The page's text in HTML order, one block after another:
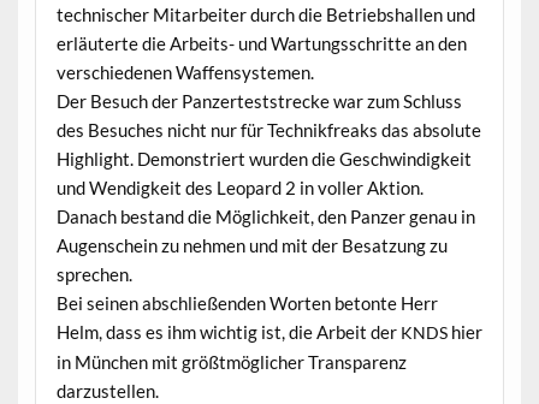
tech­nis­ch­er Mitar­beit­er durch die Betrieb­shallen und
erläuterte die Arbeits- und Wartungss­chritte an den
ver­schiede­nen Waffensystemen.
Der Besuch der Panz­ertest­strecke war zum Schluss
des Besuch­es nicht nur für Tech­nikf­reaks das absolute
High­light. Demon­stri­ert wur­den die Geschwindigkeit
und Wendigkeit des Leop­ard 2 in voller Aktion.
Danach bestand die Möglichkeit, den Panz­er genau in
Augen­schein zu nehmen und mit der Besatzung zu
sprechen.
Bei seinen abschließen­den Worten betonte Herr
Helm, dass es ihm wichtig ist, die Arbeit der KNDShier
in München mit größt­möglich­er Trans­parenz
darzustellen.